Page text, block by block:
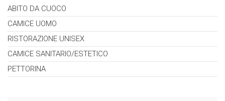
ABITO DA CUOCO
CAMICE UOMO
RISTORAZIONE UNISEX
CAMICE SANITARIO/ESTETICO
PETTORINA